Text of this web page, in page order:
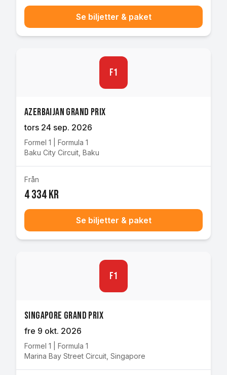
Se biljetter & paket
F1
Azerbaijan Grand Prix
tors 24 sep. 2026
Formel 1
Formula 1
Baku City Circuit Baku
Från
4 334 kr
Se biljetter & paket
F1
Singapore Grand Prix
fre 9 okt. 2026
Formel 1
Formula 1
Marina Bay Street Circuit Singapore